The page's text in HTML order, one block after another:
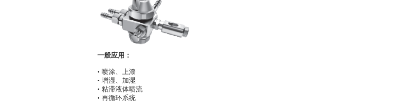
一般应用：
• 喷涂、上漆
• 增湿、加湿
• 粘滞液体喷流
• 再循环系统